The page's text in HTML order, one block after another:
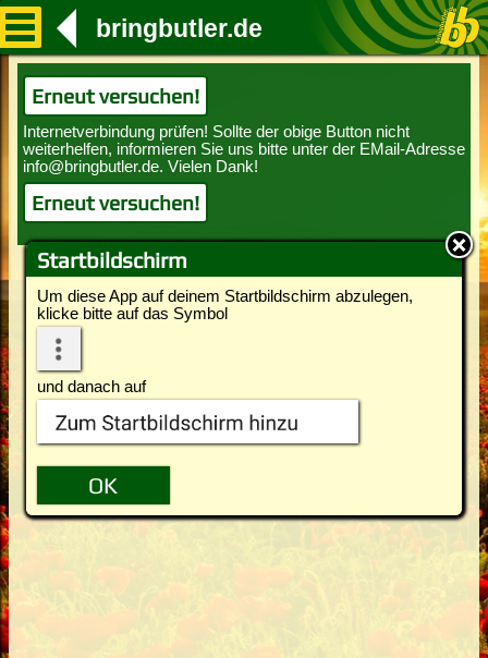
Startbildschirm
Um diese App auf deinem Startbildschirm abzulegen,
klicke bitte auf das Symbol
und danach auf
bringbutler.de
Erneut versuchen!
Erneut versuchen!